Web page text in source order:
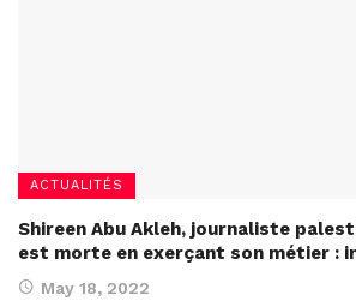
ACTUALITÉS
Shireen Abu Akleh, journaliste
est morte en exerçant son métier :
May 18, 2022